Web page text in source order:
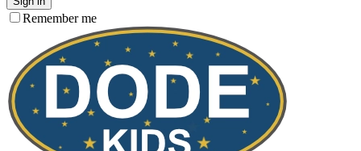
Remember me